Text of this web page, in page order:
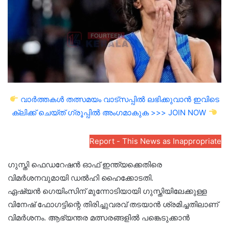
വാർത്തകൾ തത്സമയം വാട്സപ്പിൽ ലഭിക്കുവാൻ ഇവിടെ
ക്ലിക്ക് ചെയ്ത് ഗ്രൂപ്പിൽ അംഗമാകുക >>> JOIN NOW
Report - This News as Inappropriate
ഗുസ്തി ഫെഡറേഷൻ ഓഫ് ഇന്ത്യക്കെതിരെ
വിമർശനവുമായി ഡൽഹി ഹൈക്കോടതി.
ഏഷ്യൻ ഗെയിംസിന് മുന്നോടിയായി ഗുസ്തിയിലേക്കുള്ള
വിനേഷ് ഫോഗട്ടിന്റെ തിരിച്ചുവരവ് തടയാൻ ശ്രമിച്ചതിലാണ്
വിമർശനം. ആഭ്യന്തര മത്സരങ്ങളിൽ പങ്കെടുക്കാൻ